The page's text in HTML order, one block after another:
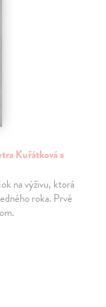
Kuřátková a
na výživu, ktorá
roka. Prvé